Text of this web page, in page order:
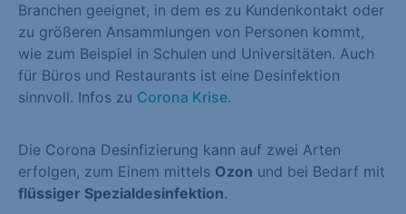
Branchen geeignet, in dem es zu Kundenkontakt oder
zu größeren Ansammlungen von Personen kommt,
wie zum Beispiel in Schulen und Universitäten. Auch
für Büros und Restaurants ist eine Desinfektion
sinnvoll. Infos zu Corona Krise.
Die Corona Desinfizierung kann auf zwei Arten
erfolgen, zum Einem mittels Ozon und bei Bedarf mit
flüssiger Spezialdesinfektion.